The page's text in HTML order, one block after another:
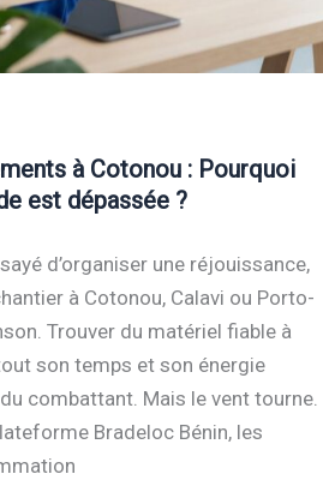
à Cotonou : Pourquoi
est dépassée ?
d’organiser une réjouissance,
à Cotonou, Calavi ou Porto-
Trouver du matériel fiable à
son temps et son énergie
combattant. Mais le vent tourne.
Bradeloc Bénin, les